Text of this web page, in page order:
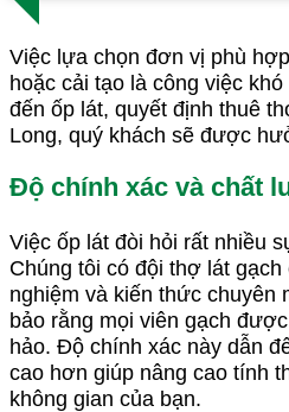
Việc lựa chọn đơn vị phù
hoặc cải tạo là công việc
đến ốp lát, quyết định thuê
Long, quý khách sẽ được
Độ chính xác và chất
Việc ốp lát đòi hỏi rất nhiều
Chúng tôi có đội thợ lát
nghiệm và kiến thức chuyên
bảo rằng mọi viên gạch
hảo. Độ chính xác này dẫn
cao hơn giúp nâng cao tính
không gian của bạn.